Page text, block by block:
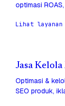
optimasi
Lihat layanan
Jasa
Optimasi &
SEO produk,